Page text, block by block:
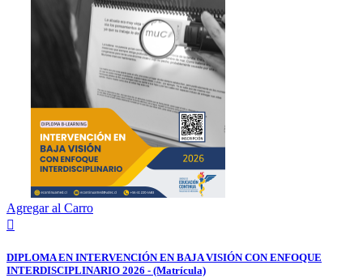
Agregar al Carro

DIPLOMA EN INTERVENCIÓN EN BAJA VISIÓN CON ENFOQUE
INTERDISCIPLINARIO 2026 - (Matrícula)